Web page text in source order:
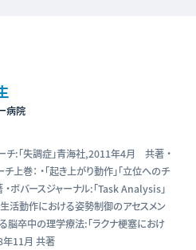
病院
チ:「失調症」青海社,2011年4月 共著 ・
巻： ・「起き上がり動作」「立位へのチ
ボバースジャーナル:「Task Analysis」
活動作における姿勢制御のアセスメン
脳卒中の理学療法:「ラクナ梗塞におけ
年11月 共著